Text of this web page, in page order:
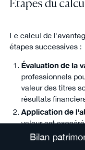
Étapes du
Le calcul de
étapes successives :
Évaluation de la
professionnels
valeur des titres
résultats
Application de
valeur est
taxable
Application des
Bilan